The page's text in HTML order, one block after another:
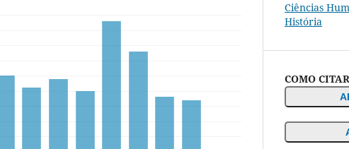
Ciências
História
COMO CITAR